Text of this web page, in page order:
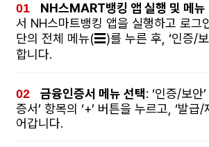
NH스MART뱅킹 앱 실행 및 메뉴
서 NH스마트뱅킹 앱을 실행하고 로그
단의 전체 메뉴(☰)를 누른 후, ‘인증/보
합니다.
금융인증서 메뉴 선택: ‘인증/보안
증서’ 항목의 ‘+’ 버튼을 누르고, ‘발급
어갑니다.